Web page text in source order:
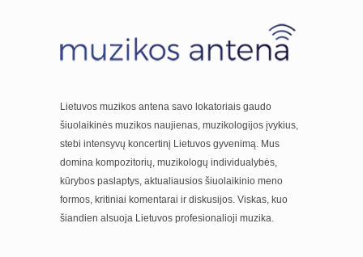
Lietuvos muzikos antena savo lokatoriais gaudo
šiuolaikinės muzikos naujienas, muzikologijos įvykius,
stebi intensyvų koncertinį Lietuvos gyvenimą. Mus
domina kompozitorių, muzikologų individualybės,
kūrybos paslaptys, aktualiausios šiuolaikinio meno
formos, kritiniai komentarai ir diskusijos. Viskas, kuo
šiandien alsuoja Lietuvos profesionalioji muzika.